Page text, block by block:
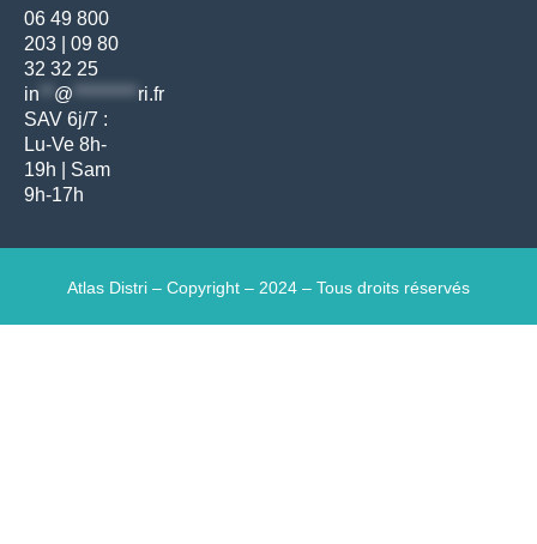
06 49 800
203
09 80
32 32 25
in
@ ********* ri.fr
SAV 6j/7 :
Lu-Ve 8h-
19h | Sam
9h-17h
Atlas Distri – Copyright – 2024 – Tous droits réservés